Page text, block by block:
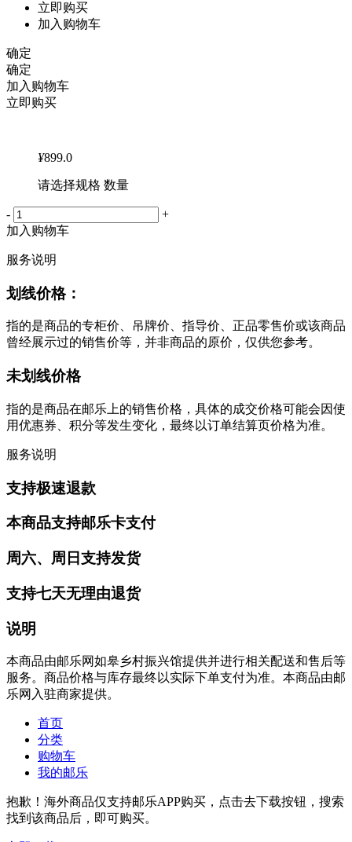
立即购买
加入购物车
确定
确定
加入购物车
立即购买
¥899.0
请选择规格 数量
-
+
加入购物车
服务说明
划线价格：
指的是商品的专柜价、吊牌价、指导价、正品零售价或该商品
曾经展示过的销售价等，并非商品的原价，仅供您参考。
未划线价格
指的是商品在邮乐上的销售价格，具体的成交价格可能会因使
用优惠券、积分等发生变化，最终以订单结算页价格为准。
服务说明
支持极速退款
本商品支持邮乐卡支付
周六、周日支持发货
支持七天无理由退货
说明
本商品由邮乐网如皋乡村振兴馆提供并进行相关配送和售后等
服务。商品价格与库存最终以实际下单支付为准。本商品由邮
乐网入驻商家提供。
首页
分类
购物车
我的邮乐
抱歉！海外商品仅支持邮乐APP购买，点击去下载按钮，搜索
找到该商品后，即可购买。